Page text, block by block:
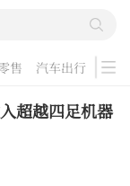
售 汽车出行
游戏
超越四足机器